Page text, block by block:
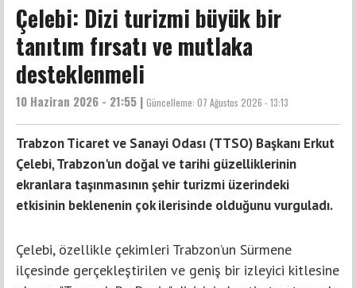
Çelebi: Dizi turizmi büyük bir
tanıtım fırsatı ve mutlaka
desteklenmeli
10 Haziran 2026 - 21:55 | Güncelleme: 07 Ağustos 2026 - 13:13
Trabzon Ticaret ve Sanayi Odası (TTSO) Başkanı Erkut
Çelebi, Trabzon'un doğal ve tarihi güzelliklerinin
ekranlara taşınmasının şehir turizmi üzerindeki
etkisinin beklenenin çok ilerisinde olduğunu vurguladı.
Çelebi, özellikle çekimleri Trabzon’un Sürmene
ilçesinde gerçekleştirilen ve geniş bir izleyici kitlesine